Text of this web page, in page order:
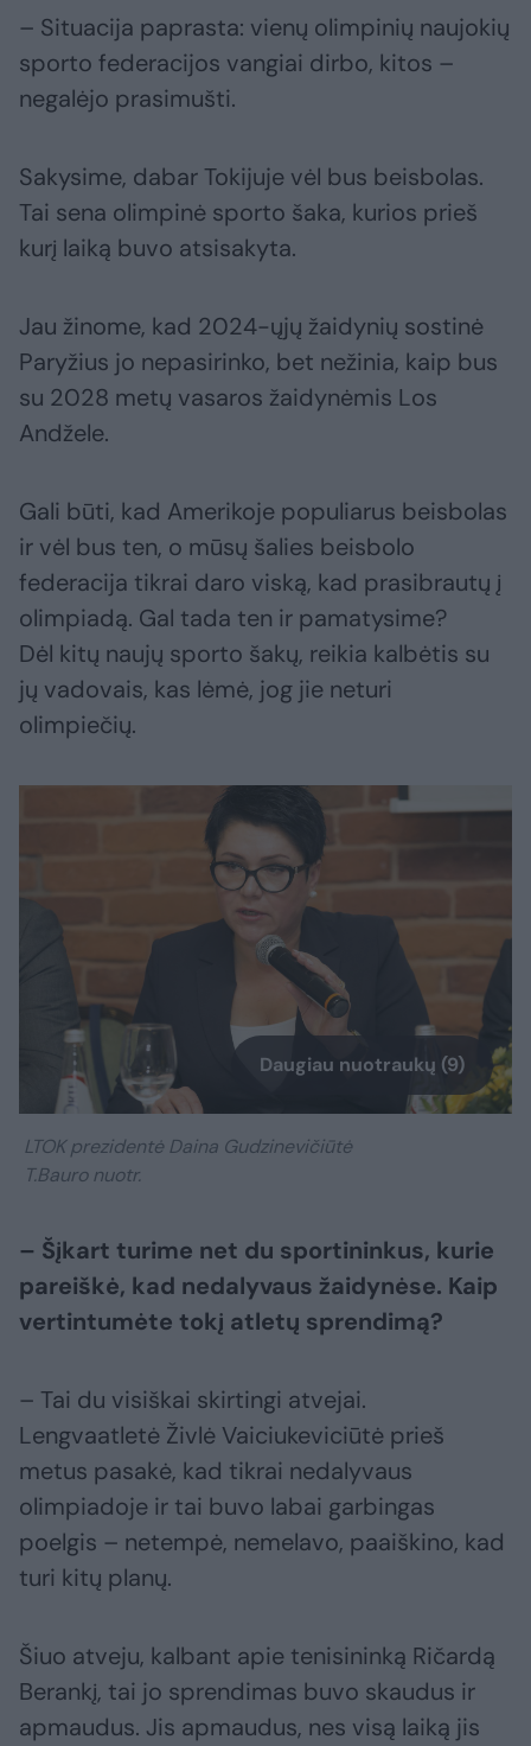
– Situacija paprasta: vienų olimpinių naujokių
sporto federacijos vangiai dirbo, kitos –
negalėjo prasimušti.
Sakysime, dabar Tokijuje vėl bus beisbolas.
Tai sena olimpinė sporto šaka, kurios prieš
kurį laiką buvo atsisakyta.
Jau žinome, kad 2024-ųjų žaidynių sostinė
Paryžius jo nepasirinko, bet nežinia, kaip bus
su 2028 metų vasaros žaidynėmis Los
Andžele.
Gali būti, kad Amerikoje populiarus beisbolas
ir vėl bus ten, o mūsų šalies beisbolo
federacija tikrai daro viską, kad prasibrautų į
olimpiadą. Gal tada ten ir pamatysime?
Dėl kitų naujų sporto šakų, reikia kalbėtis su
jų vadovais, kas lėmė, jog jie neturi
olimpiečių.
Daugiau nuotraukų (9)
LTOK prezidentė Daina Gudzinevičiūtė
T.Bauro nuotr.
– Šįkart turime net du sportininkus, kurie
pareiškė, kad nedalyvaus žaidynėse. Kaip
vertintumėte tokį atletų sprendimą?
– Tai du visiškai skirtingi atvejai.
Lengvaatletė Živlė Vaiciukeviciūtė prieš
metus pasakė, kad tikrai nedalyvaus
olimpiadoje ir tai buvo labai garbingas
poelgis – netempė, nemelavo, paaiškino, kad
turi kitų planų.
Šiuo atveju, kalbant apie tenisininką Ričardą
Berankį, tai jo sprendimas buvo skaudus ir
apmaudus. Jis apmaudus, nes visą laiką jis